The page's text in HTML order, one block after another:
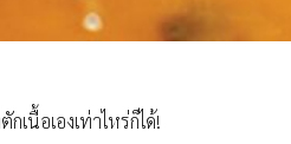
เนื้อเองเท่าไหร่ก็ได้!